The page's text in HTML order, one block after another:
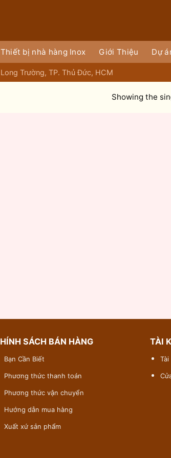
Thiết bị nhà hàng Inox Giới Thiệu Dự
Trường, TP. Thủ Đức, HCM
Showing the
SÁCH BÁN HÀNG
Bạn Cần Biết
Phương thức thanh toán
Phương thức vận chuyển
Hướng dẫn mua hàng
Xuất xứ sản phẩm
TÀI